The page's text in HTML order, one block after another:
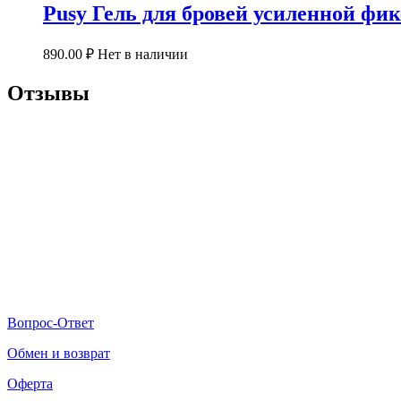
Pusy Гель для бровей усиленной
890.00 ₽ Нет в наличии
Отзывы
Вопрос-Ответ
Обмен и возврат
Оферта